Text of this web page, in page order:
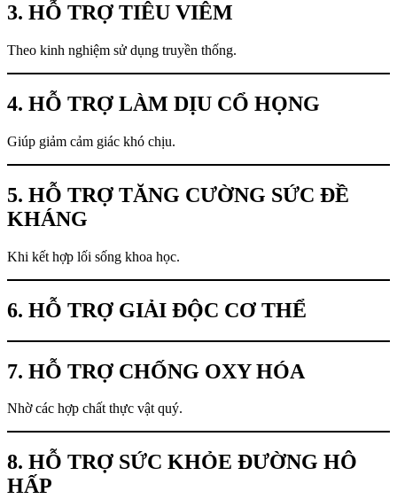
3. HỖ TRỢ TIÊU VIÊM
Theo kinh nghiệm sử dụng truyền thống.
4. HỖ TRỢ LÀM DỊU CỔ HỌNG
Giúp giảm cảm giác khó chịu.
5. HỖ TRỢ TĂNG CƯỜNG SỨC ĐỀ
KHÁNG
Khi kết hợp lối sống khoa học.
6. HỖ TRỢ GIẢI ĐỘC CƠ THỂ
7. HỖ TRỢ CHỐNG OXY HÓA
Nhờ các hợp chất thực vật quý.
8. HỖ TRỢ SỨC KHỎE ĐƯỜNG HÔ
HẤP